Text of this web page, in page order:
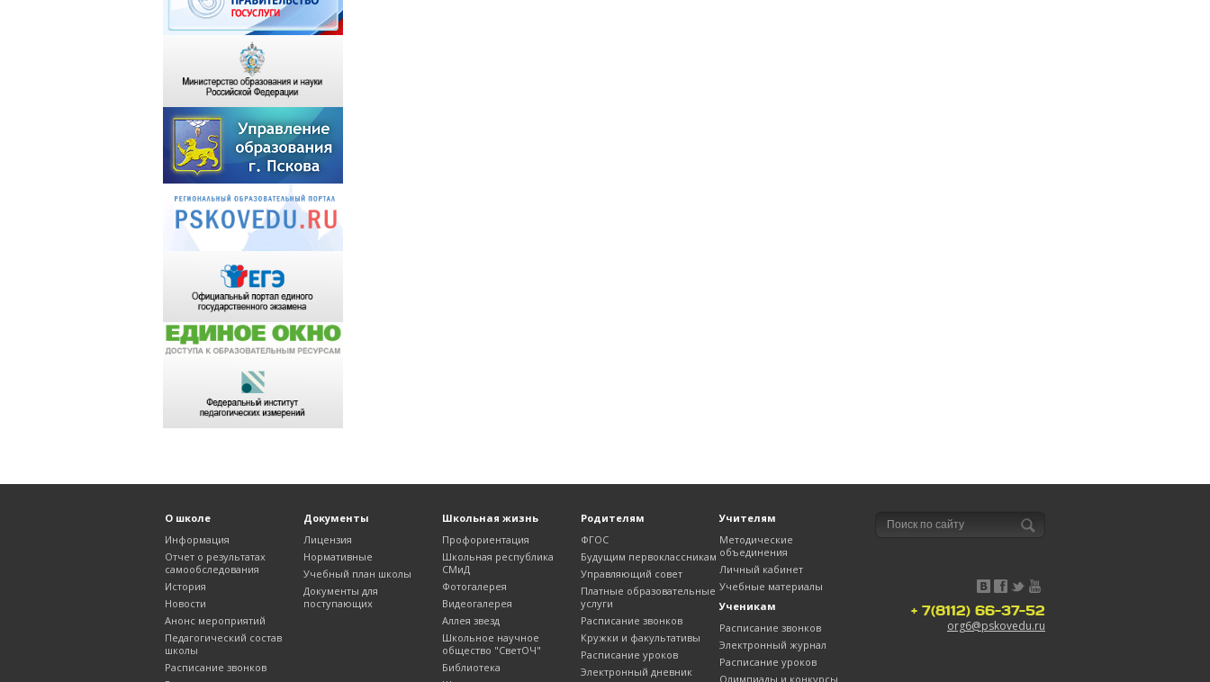
О школе
Информация
Отчет о результатах
самообследования
История
Новости
Анонс мероприятий
Педагогический состав
школы
Расписание звонков
Документы
Лицензия
Нормативные
Учебный план школы
Документы для
поступающих
Школьная жизнь
Профориентация
Школьная республика
СМиД
Фотогалерея
Видеогалерея
Аллея звезд
Школьное научное
общество "СветОЧ"
Библиотека
Родителям
ФГОС
Будущим первоклассникам
Управляющий совет
Платные образовательные
услуги
Расписание звонков
Кружки и факультативы
Расписание уроков
Электронный дневник
Учителям
Методические
объединения
Личный кабинет
Учебные материалы
Ученикам
Расписание звонков
Электронный журнал
Расписание уроков
Олимпиады и конкурсы
+ 7(8112) 66-37-52
org6@pskovedu.ru